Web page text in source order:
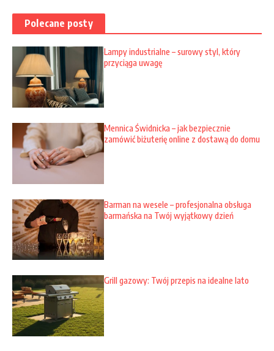
Polecane posty
Lampy industrialne – surowy styl, który
przyciąga uwagę
Mennica Świdnicka – jak bezpiecznie
zamówić biżuterię online z dostawą do domu
Barman na wesele – profesjonalna obsługa
barmańska na Twój wyjątkowy dzień
Grill gazowy: Twój przepis na idealne lato